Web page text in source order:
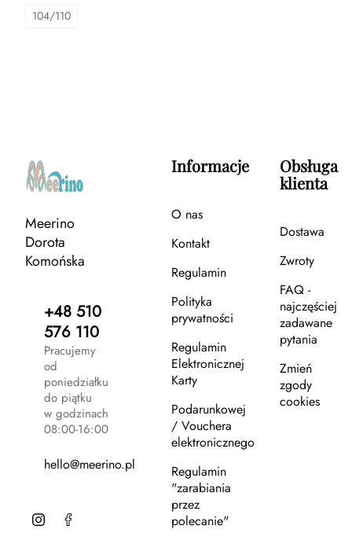
104/110
Meerino
Dorota
Komońska
+48 510
576 110
Pracujemy
od
poniedziałku
do piątku
w godzinach
08:00-16:00
hello@meerino.pl
Informacje
O nas
Kontakt
Regulamin
Polityka
prywatności
Regulamin
Elektronicznej
Karty
Podarunkowej
/ Vouchera
elektronicznego
Regulamin
"zarabiania
przez
polecanie"
Obsługa
klienta
Dostawa
Zwroty
FAQ -
najczęściej
zadawane
pytania
Zmień
zgody
cookies